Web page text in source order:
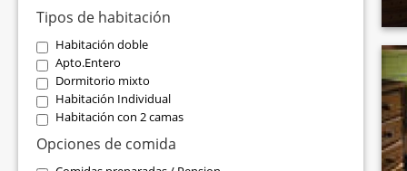
Tipos de habitación
Habitación doble
Apto.Entero
Dormitorio mixto
Habitación Individual
Habitación con 2 camas
Opciones de comida